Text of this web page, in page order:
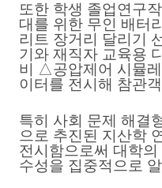
또한 학생 졸업연구
대를 위한 무인 배터
리트 장거리 달리기
기와 재직자 교육용
비
△공압제어 시뮬
이터를 전시해 참관
특히 사회 문제 해결
으로 추진된 지산학
전시함으로써 대학
수성을 집중적으로